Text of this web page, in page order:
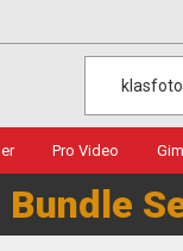
Pro Video
Bundle